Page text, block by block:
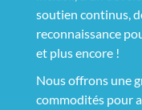
soutien continus,
reconnaissance
et plus encore !
Nous offrons une
commodités pour